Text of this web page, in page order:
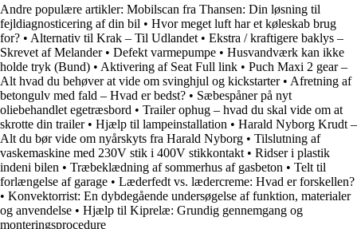
Andre populære artikler: Mobilscan fra Thansen: Din løsning til
fejldiagnosticering af din bil • Hvor meget luft har et køleskab brug
for? • Alternativ til Krak – Til Udlandet • Ekstra / kraftigere baklys –
Skrevet af Melander• Defekt varmepumpe • Husvandværk kan ikke
holde tryk (Bund) • Aktivering af Seat Full link • Puch Maxi 2 gear –
Alt hvad du behøver at vide om svinghjul og kickstarter• Afretning af
betongulv med fald – Hvad er bedst? • Sæbespåner på nyt
oliebehandlet egetræsbord • Trailer ophug – hvad du skal vide om at
skrotte din trailer• Hjælp til lampeinstallation • Harald Nyborg Krudt –
Alt du bør vide om nyårskyts fra Harald Nyborg • Tilslutning af
vaskemaskine med 230V stik i 400V stikkontakt • Ridser i plastik
indeni bilen • Træbeklædning af sommerhus af gasbeton • Telt til
forlængelse af garage • Læderfedt vs. lædercreme: Hvad er forskellen?
• Konvektorrist: En dybdegående undersøgelse af funktion, materialer
og anvendelse • Hjælp til Kiprelæ: Grundig gennemgang og
monteringsprocedure